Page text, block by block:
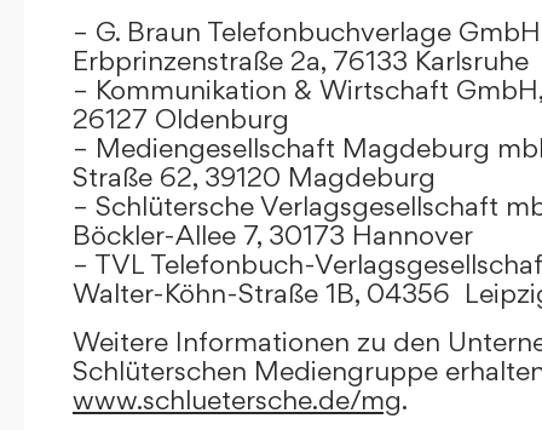
– G. Braun Telefonbuchverlage GmbH
Erbprinzenstraße 2a, 76133 Karlsruhe
– Kommunikation & Wirtschaft
26127 Oldenburg
– Mediengesellschaft Magdeburg
Straße 62, 39120 Magdeburg
– Schlütersche Verlagsgesellschaft
Böckler-Allee 7, 30173 Hannover
– TVL Telefonbuch-
Walter-Köhn-Straße 1B, 04356
Weitere Informationen zu den
Schlüterschen Mediengruppe
www.schluetersche.de/mg.